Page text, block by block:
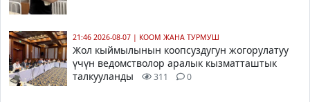
21:46 2026-08-07 | КООМ ЖАНА ТУРМУШ
Жол кыймылынын коопсуздугун жогорулатуу
үчүн ведомстволор аралык кызматташтык
талкууланды
311 0